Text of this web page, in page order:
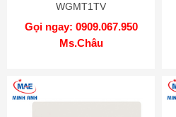
WGMT1TV
Gọi ngay: 0909.067.950
Ms.Châu